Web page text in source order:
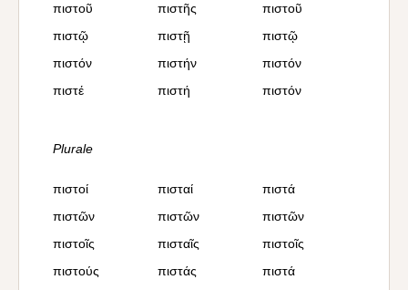
πιστοῦ
πιστῆς
πιστοῦ
πιστῷ
πιστῇ
πιστῷ
πιστόν
πιστήν
πιστόν
πιστέ
πιστή πιστόν
Plurale
πιστοί πισταί
πιστά
πιστῶν
πιστῶν
πιστῶν
πιστοῖς
πισταῖς
πιστοῖς
πιστούς
πιστάς
πιστά